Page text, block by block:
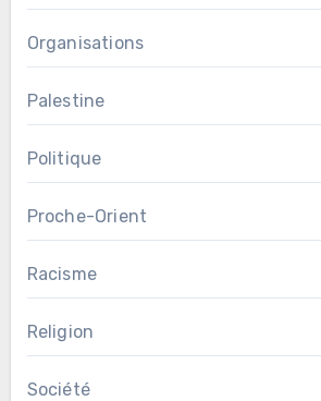
Organisations
Palestine
Politique
Proche-Orient
Racisme
Religion
Société